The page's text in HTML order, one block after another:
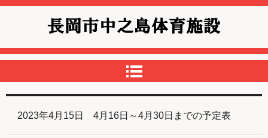
中之島体育館
2023年4月15日 4月16日～4月30日までの予定表